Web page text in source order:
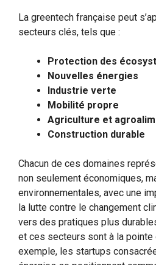
La greentech française peut
secteurs clés, tels que :
Protection des
Nouvelles énergies
Industrie verte
Mobilité propre
Agriculture et
Construction durable
Chacun de ces domaines
non seulement économiques,
environnementales, avec une
la lutte contre le changement
vers des pratiques plus
et ces secteurs sont à la
exemple, les startups